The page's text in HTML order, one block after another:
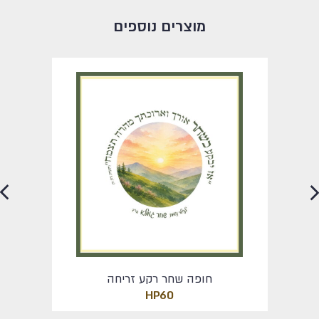
מעיל לס"ת – פסי שער במסגרת זהב וכתר
MC146